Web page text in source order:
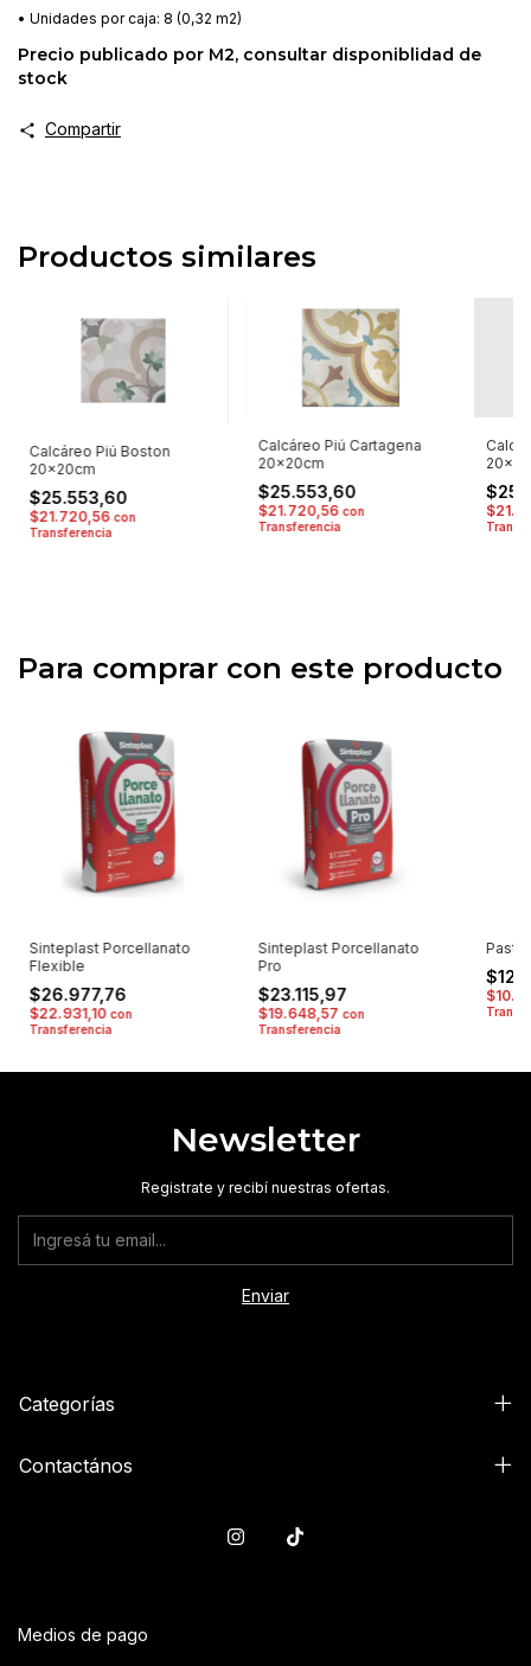
• Unidades por caja: 8 (0,32 m2)
Precio publicado por M2, consultar disponiblidad de
stock
Compartir
Productos similares
Calcáreo Piú Boston
20x20cm
$25.553,60
$21.720,56 con
Transferencia
Calcáreo Piú Cartagena
20x20cm
$25.553,60
$21.720,56 con
Transferencia
Para comprar con este producto
Sinteplast Porcellanato
Flexible
$26.977,76
$22.931,10 con
Transferencia
Sinteplast Porcellanato
Pro
$23.115,97
$19.648,57 con
Transferencia
Newsletter
Registrate y recibí nuestras ofertas.
Categorías
Contactános
Medios de pago